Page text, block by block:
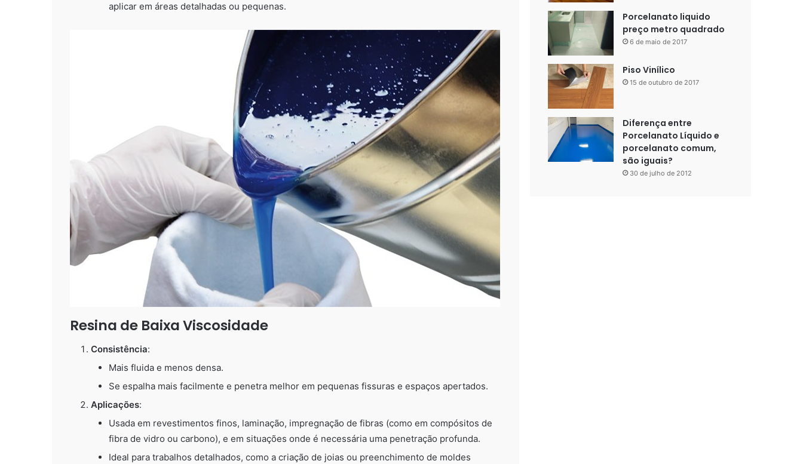
aplicar em áreas detalhadas ou pequenas.
Resina de Baixa Viscosidade
Consistência:
Mais fluida e menos densa.
Se espalha mais facilmente e penetra melhor em pequenas fissuras e espaços apertados.
Aplicações:
Usada em revestimentos finos, laminação, impregnação de fibras (como em compósitos de
fibra de vidro ou carbono), e em situações onde é necessária uma penetração profunda.
Ideal para trabalhos detalhados, como a criação de joias ou preenchimento de moldes
Porcelanato liquido
preço metro quadrado
6 de maio de 2017
Piso Vinílico
15 de outubro de 2017
Diferença entre
Porcelanato Líquido e
porcelanato comum,
são iguais?
30 de julho de 2012